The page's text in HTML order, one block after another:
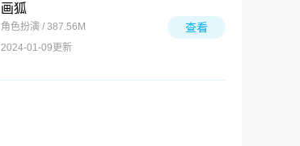
画狐
角色扮演 / 387.56M
2024-01-09更新
查看